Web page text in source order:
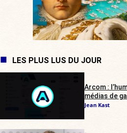
LES PLUS LUS DU JOUR
Arcom :
médias de
Jean Kast